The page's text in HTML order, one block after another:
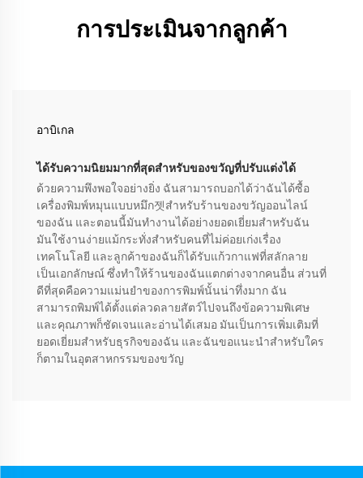
การประเมินจากลูกค้า
อาบิเกล
ได้รับความนิยมมากที่สุดสำหรับของขวัญที่ปรับแต่งได้
ด้วยความพึงพอใจอย่างยิ่ง ฉันสามารถบอกได้ว่าฉันได้ซื้อ
เครื่องพิมพ์หมุนแบบหมึก젯สำหรับร้านของขวัญออนไลน์
ของฉัน และตอนนี้มันทำงานได้อย่างยอดเยี่ยมสำหรับฉัน
มันใช้งานง่ายแม้กระทั่งสำหรับคนที่ไม่ค่อยเก่งเรื่อง
เทคโนโลยี และลูกค้าของฉันก็ได้รับแก้วกาแฟที่สลักลาย
เป็นเอกลักษณ์ ซึ่งทำให้ร้านของฉันแตกต่างจากคนอื่น ส่วนที่
ดีที่สุดคือความแม่นยำของการพิมพ์นั้นน่าทึ่งมาก ฉัน
สามารถพิมพ์ได้ตั้งแต่ลวดลายสัตว์ไปจนถึงข้อความพิเศษ
และคุณภาพก็ชัดเจนและอ่านได้เสมอ มันเป็นการเพิ่มเติมที่
ยอดเยี่ยมสำหรับธุรกิจของฉัน และฉันขอแนะนำสำหรับใคร
ก็ตามในอุตสาหกรรมของขวัญ